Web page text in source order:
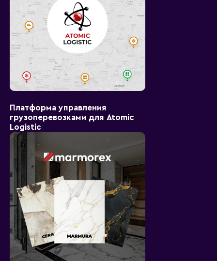
Платформа управления
грузоперевозками для Atomic
Logistic